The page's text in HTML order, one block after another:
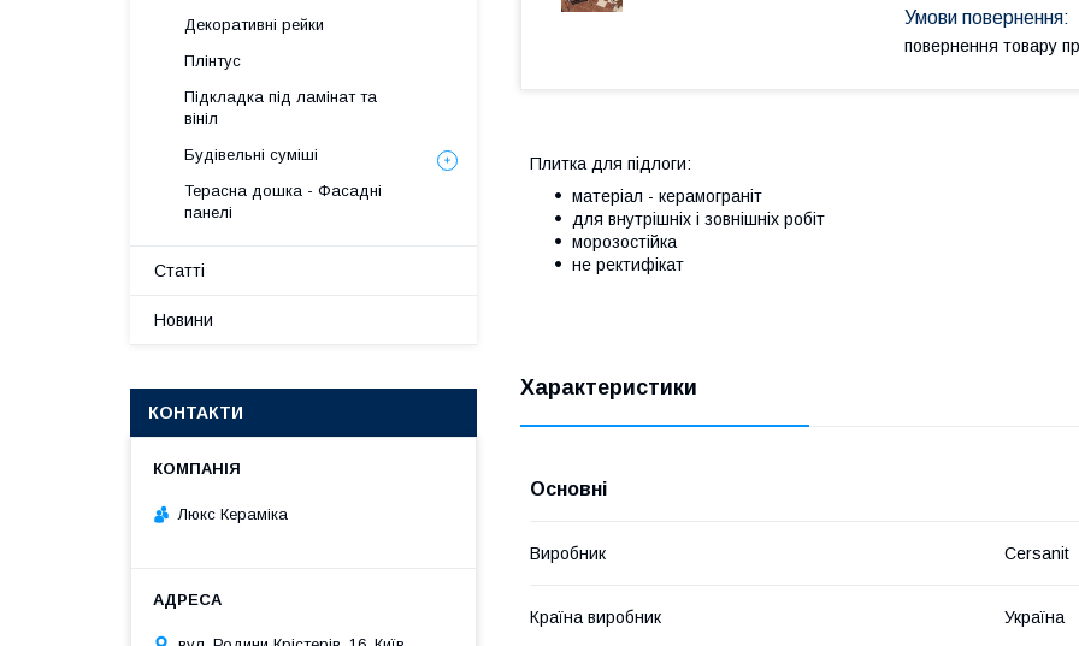
повернення товару
Плитка для підлоги:
матеріал - керамограніт
для внутрішніх і зовнішніх робіт
морозостійка
не ректифікат
Характеристики
Основні
Виробник Cersanit
Країна виробник Україна
Декоративні рейки
Плінтус
Підкладка під ламінат та
вініл
Будівельні суміші
Терасна дошка - Фасадні
панелі
Статті
Новини
КОНТАКТИ
Люкс Кераміка